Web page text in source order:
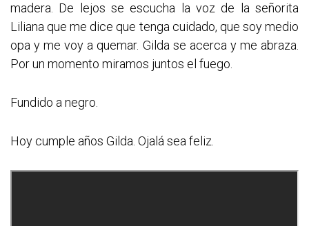
madera. De lejos se escucha la voz de la señorita
Liliana que me dice que tenga cuidado, que soy medio
opa y me voy a quemar. Gilda se acerca y me abraza.
Por un momento miramos juntos el fuego.
Fundido a negro.
Hoy cumple años Gilda. Ojalá sea feliz.